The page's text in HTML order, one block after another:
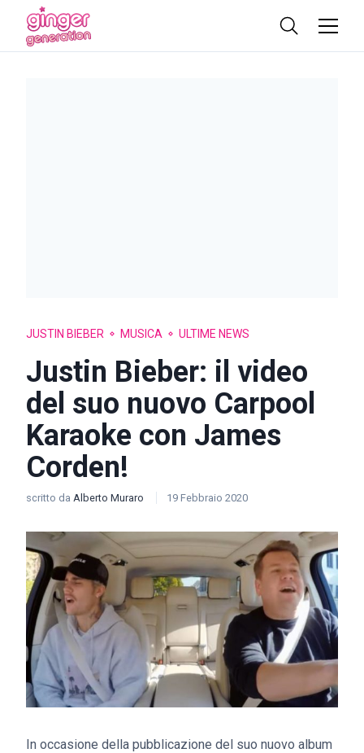
JUSTIN BIEBER MUSICA ULTIME NEWS
Justin Bieber: il video
del suo nuovo Carpool
Karaoke con James
Corden!
scritto da Alberto Muraro 19 Febbraio 2020
In occasione della pubblicazione del suo nuovo album